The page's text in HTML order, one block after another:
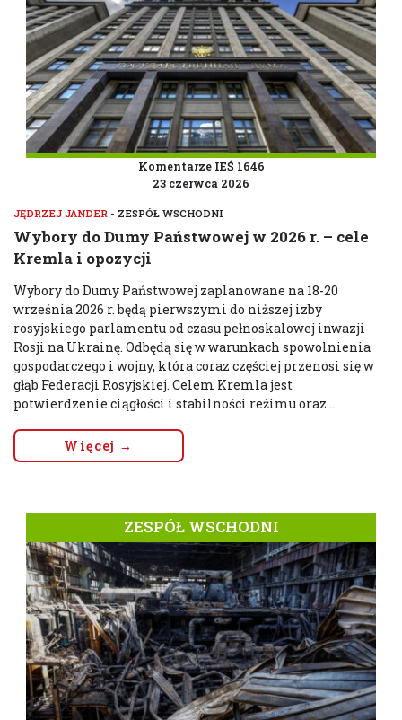
Komentarze IEŚ 1646
23 czerwca 2026
JĘDRZEJ JANDER - ZESPÓŁ WSCHODNI
Wybory do Dumy Państwowej w 2026 r. – cele
Kremla i opozycji
Wybory do Dumy Państwowej zaplanowane na 18-20
września 2026 r. będą pierwszymi do niższej izby
rosyjskiego parlamentu od czasu pełnoskalowej inwazji
Rosji na Ukrainę. Odbędą się w warunkach spowolnienia
gospodarczego i wojny, która coraz częściej przenosi się w
głąb Federacji Rosyjskiej. Celem Kremla jest
potwierdzenie ciągłości i stabilności reżimu oraz...
Więcej →
ZESPÓŁ WSCHODNI